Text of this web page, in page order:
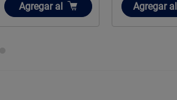
Añadir
Agregar al Añadir
Agregar al